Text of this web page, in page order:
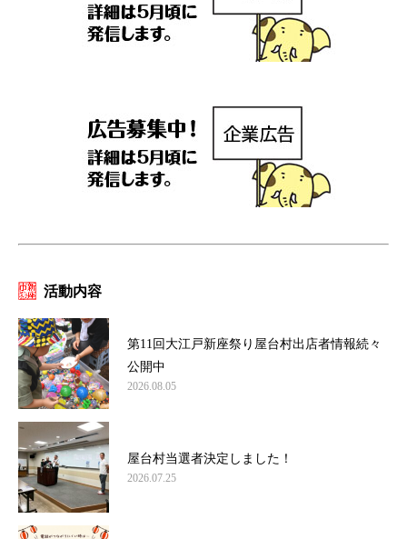
活動内容
第11回大江戸新座祭り屋台村出店者情報続々
公開中
2026.08.05
屋台村当選者決定しました！
2026.07.25